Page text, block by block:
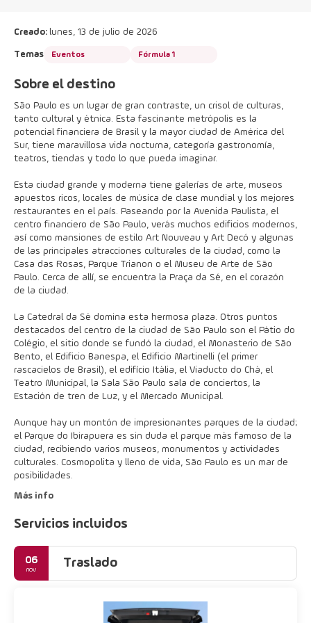
Creado: lunes, 13 de julio de 2026
Temas Eventos Fórmula 1
Sobre el destino
São Paulo es un lugar de gran contraste, un crisol de culturas,
tanto cultural y étnica. Esta fascinante metrópolis es la
potencial financiera de Brasil y la mayor ciudad de América del
Sur, tiene maravillosa vida nocturna, categoría gastronomía,
teatros, tiendas y todo lo que pueda imaginar.
Esta ciudad grande y moderna tiene galerías de arte, museos
apuestos ricos, locales de música de clase mundial y los mejores
restaurantes en el país. Paseando por la Avenida Paulista, el
centro financiero de São Paulo, verás muchos edificios modernos,
así como mansiones de estilo Art Nouveau y Art Decó y algunas
de las principales atracciones culturales de la ciudad, como la
Casa das Rosas, Parque Trianon o el Museu de Arte de São
Paulo. Cerca de allí, se encuentra la Praça da Sé, en el corazón
de la ciudad.
La Catedral da Sé domina esta hermosa plaza. Otros puntos
destacados del centro de la ciudad de São Paulo son el Pátio do
Colégio, el sitio donde se fundó la ciudad, el Monasterio de São
Bento, el Edificio Banespa, el Edificio Martinelli (el primer
rascacielos de Brasil), el edifício Itália, el Viaducto do Chá, el
Teatro Municipal, la Sala São Paulo sala de conciertos, la
Estación de tren de Luz, y el Mercado Municipal.
Aunque hay un montón de impresionantes parques de la ciudad;
el Parque do Ibirapuera es sin duda el parque más famoso de la
ciudad, recibiendo varios museos, monumentos y actividades
culturales. Cosmopolita y lleno de vida, São Paulo es un mar de
posibilidades.
Más info
Servicios incluidos
06
nov Traslado